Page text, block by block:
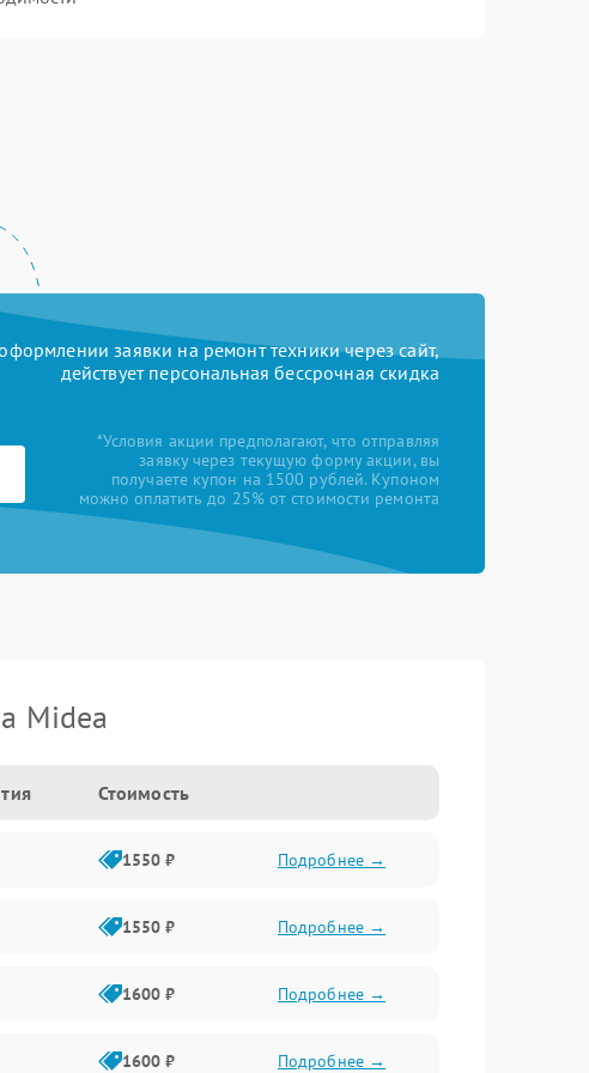
заявки на ремонт техники через сайт,
действует персональная бессрочная скидка
*Условия акции предполагают, что отправляя
заявку через текущую форму акции, вы
получаете купон на 1500 рублей. Купоном
можно оплатить до 25% от стоимости ремонта
Midea
Стоимость
1550 ₽ Подробнее →
1550 ₽ Подробнее →
1600 ₽ Подробнее →
1600 ₽ Подробнее →